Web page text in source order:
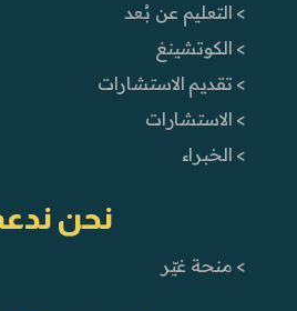
> التعليم عن بُعد
> الكوتشينغ
> تقديم الاستشارات
> الاستشارات
> الخبراء
نحن
> منحة غيّر